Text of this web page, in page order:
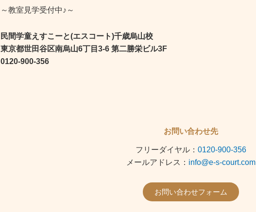
～教室見学受付中♪～
民間学童えすこーと(エスコート)千歳烏山校
東京都世田谷区南烏山6丁目3-6 第二勝栄ビル3F
0120-900-356
お問い合わせ先
フリーダイヤル： 0120-900-356
メールアドレス： info@e-s-court.com
お問い合わせフォーム